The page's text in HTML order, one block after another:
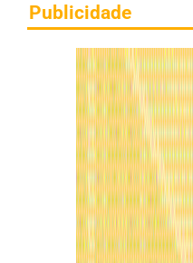
Publicidade